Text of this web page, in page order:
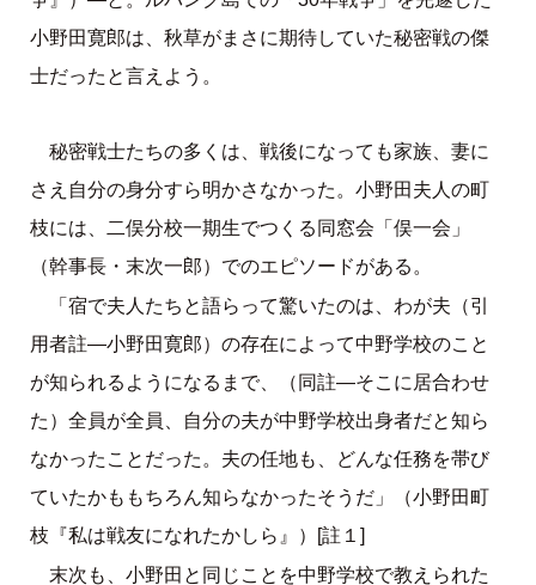
小野田寛郎は、秋草がまさに期待していた秘密戦の傑
士だったと言えよう。
秘密戦士たちの多くは、戦後になっても家族、妻に
さえ自分の身分すら明かさなかった。小野田夫人の町
枝には、二俣分校一期生でつくる同窓会「俣一会」
（幹事長・末次一郎）でのエピソードがある。
「宿で夫人たちと語らって驚いたのは、わが夫（引
用者註―小野田寛郎）の存在によって中野学校のこと
が知られるようになるまで、（同註―そこに居合わせ
た）全員が全員、自分の夫が中野学校出身者だと知ら
なかったことだった。夫の任地も、どんな任務を帯び
ていたかももちろん知らなかったそうだ」（小野田町
枝『私は戦友になれたかしら』）[註１]
末次も、小野田と同じことを中野学校で教えられた